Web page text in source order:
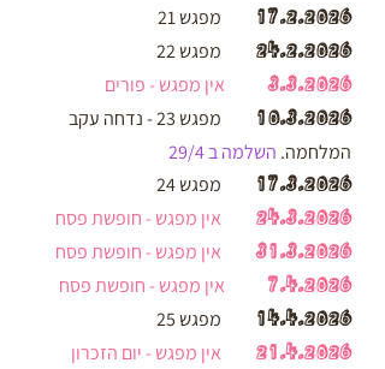
17.2.2026 מפגש 21
24.2.2026 מפגש 22
3.3.2026 אין מפגש - פורים
10.3.2026
מפגש 23 - נדחה עקב
המלחמה. השלמה ב 29/4
17.3.2026 מפגש 24
24.3.2026 אין מפגש - חופשת פסח
31.3.2026 אין מפגש - חופשת פסח
7.4.2026 אין מפגש - חופשת פסח
14.4.2026 מפגש 25
21.4.2026
אין מפגש - יום הזכרון